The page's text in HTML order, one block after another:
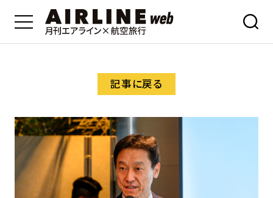
記事に戻る